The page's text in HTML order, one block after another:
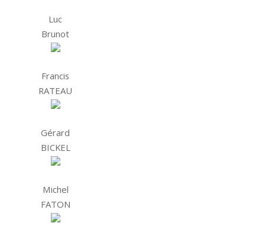
Luc
Brunot
Francis
RATEAU
Gérard
BICKEL
Michel
FATON